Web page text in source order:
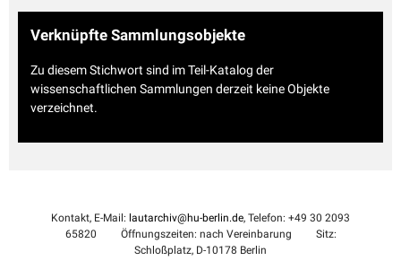
Verknüpfte Sammlungsobjekte
Zu diesem Stichwort sind im Teil-Katalog der
wissenschaftlichen Sammlungen derzeit keine Objekte
verzeichnet.
Kontakt, E-Mail: lautarchiv@hu-berlin.de, Telefon: +49 30 2093
65820
Öffnungszeiten: nach Vereinbarung
Sitz:
Schloßplatz, D-10178 Berlin